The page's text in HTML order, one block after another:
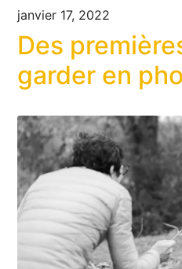
janvier 17, 2022
Des
garder en